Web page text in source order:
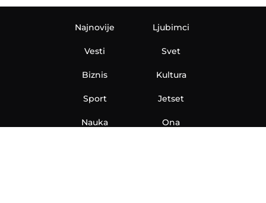
Najnovije
Vesti
Biznis
Sport
Nauka
Ljubimci
Svet
Kultura
Jetset
Ona